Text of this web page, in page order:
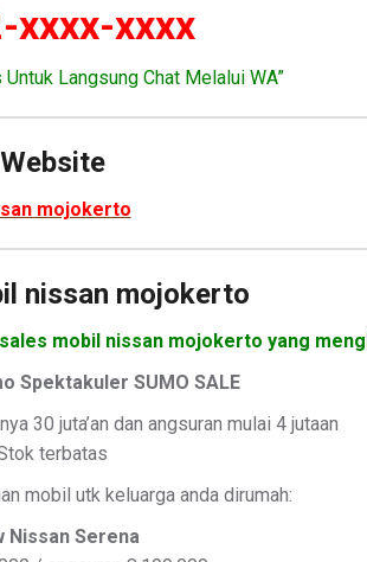
xxxx-xxxx
Untuk Langsung Chat Melalui WA”
Website
mojokerto
nissan mojokerto
mobil nissan mojokerto yang
Spektakuler SUMO SALE
30 juta’an dan angsuran mulai 4 jutaan
terbatas
mobil utk keluarga anda dirumah:
Nissan Serena